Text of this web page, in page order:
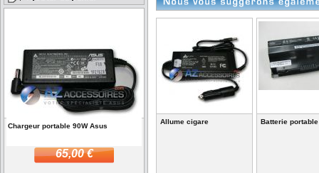
Chargeur portable 90W Asus
65,00 €
Allume cigare Batterie